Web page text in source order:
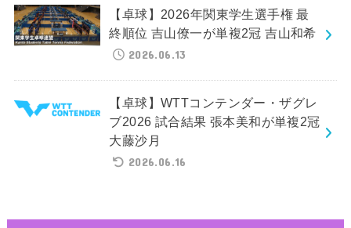
【卓球】2026年関東学生選手権 最
終順位 吉山僚一が単複2冠 吉山和希
2026.06.13
【卓球】WTTコンテンダー・ザグレ
ブ2026 試合結果 張本美和が単複2冠
大藤沙月
2026.06.16